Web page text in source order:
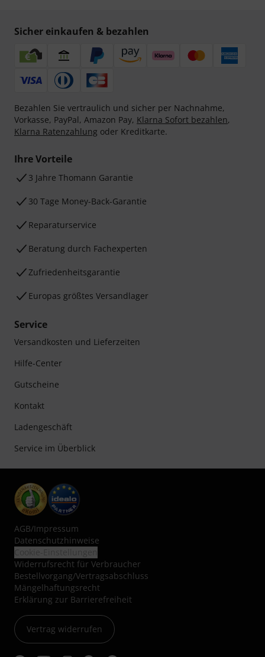
Sicher einkaufen & bezahlen
Bezahlen Sie vertraulich und sicher per Nachnahme,
Vorkasse, PayPal, Amazon Pay, Klarna Sofort bezahlen,
Klarna Ratenzahlung oder Kreditkarte.
Ihre Vorteile
3 Jahre Thomann Garantie
30 Tage Money-Back-Garantie
Reparaturservice
Beratung durch Fachexperten
Zufriedenheitsgarantie
Europas größtes Versandlager
Service
Versandkosten und Lieferzeiten
Hilfe-Center
Gutscheine
Kontakt
Ladengeschäft
Service im Überblick
AGB/Impressum
Datenschutzhinweise
Widerrufsrecht für Verbraucher
Bestellvorgang/Vertragsabschluss
Mängelhaftungsrecht
Erklärung zur Barrierefreiheit
Vertrag widerrufen